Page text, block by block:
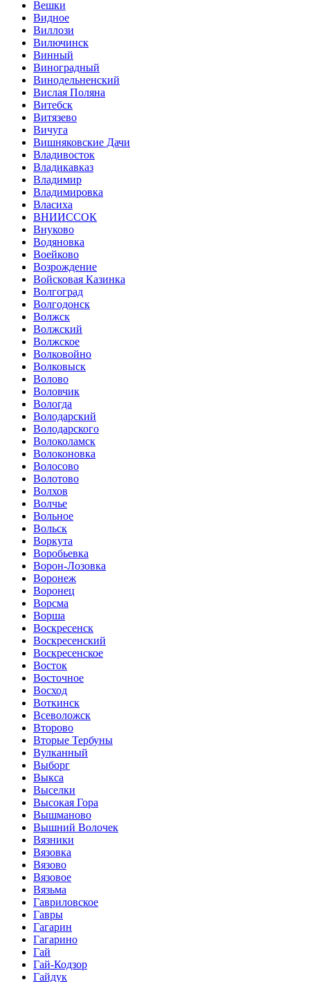
Вешки
Видное
Виллози
Вилючинск
Винный
Виноградный
Винодельненский
Вислая Поляна
Витебск
Витязево
Вичуга
Вишняковские Дачи
Владивосток
Владикавказ
Владимир
Владимировка
Власиха
ВНИИССОК
Внуково
Водяновка
Воейково
Возрождение
Войсковая Казинка
Волгоград
Волгодонск
Волжск
Волжский
Волжское
Волковойно
Волковыск
Волово
Воловчик
Вологда
Володарский
Володарского
Волоколамск
Волоконовка
Волосово
Волотово
Волхов
Волчье
Вольное
Вольск
Воркута
Воробьевка
Ворон-Лозовка
Воронеж
Воронец
Ворсма
Ворша
Воскресенск
Воскресенский
Воскресенское
Восток
Восточное
Восход
Воткинск
Всеволожск
Второво
Вторые Тербуны
Вулканный
Выборг
Выкса
Выселки
Высокая Гора
Вышманово
Вышний Волочек
Вязники
Вязовка
Вязово
Вязовое
Вязьма
Гавриловское
Гавры
Гагарин
Гагарино
Гай
Гай-Кодзор
Гайдук